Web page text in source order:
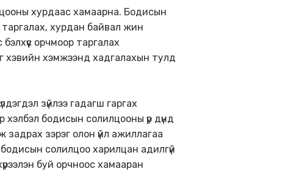
хурдаас хамаарна. Бодисын
таргалах, хурдан байвал жин
орчмоор таргалах
хэвийн хэмжээнд хадгалахын тулд
зүйлээ гадагш гаргах
бодисын солилцооны үр дүнд
задрах зэрэг олон үйл ажиллагаа
солилцоо харилцан адилгүй
буй орчноос хамааран